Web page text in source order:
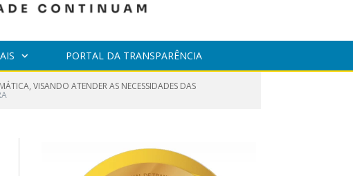
PORTAL DA TRANSPARÊNCIA
VISANDO ATENDER AS NECESSIDADES DAS